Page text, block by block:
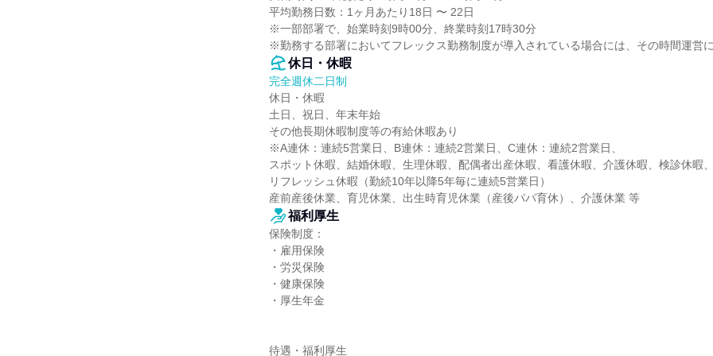
平均勤務日数：1ヶ月あたり18日 〜 22日
※一部部署で、始業時刻9時00分、終業時刻17時30分
※勤務する部署においてフレックス勤務制度が導入されている場合には、その時間運営
休日・休暇
完全週休二日制
休日・休暇
土日、祝日、年末年始
その他長期休暇制度等の有給休暇あり
※A連休：連続5営業日、B連休：連続2営業日、C連休：連続2営業日、
スポット休暇、結婚休暇、生理休暇、配偶者出産休暇、看護休暇、介護休暇、検診休暇
リフレッシュ休暇（勤続10年以降5年毎に連続5営業日）
産前産後休業、育児休業、出生時育児休業（産後パパ育休）、介護休業 等
福利厚生
保険制度：
・雇用保険
・労災保険
・健康保険
・厚生年金
待遇・福利厚生